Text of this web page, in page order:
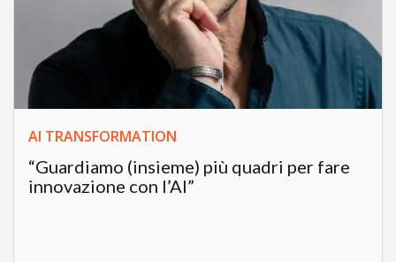
AI TRANSFORMATION
“Guardiamo (insieme) più quadri per fare
innovazione con l’AI”